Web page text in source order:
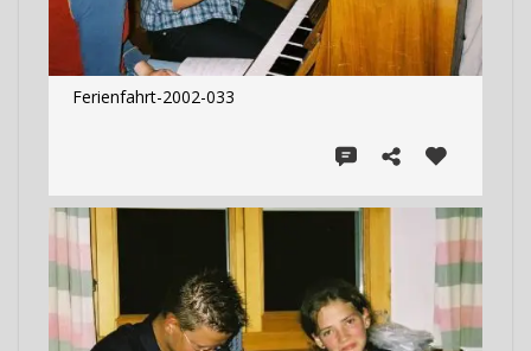
Ferienfahrt-2002-033